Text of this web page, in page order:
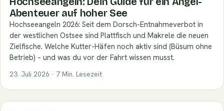
Abenteuer auf hoher See
Hochseeangeln 2026: Seit dem Dorsch-Entnahmeverbot in
der westlichen Ostsee sind Plattfisch und Makrele die neuen
Zielfische. Welche Kutter-Häfen noch aktiv sind (Büsum ohne
Betrieb) – und was du vor der Fahrt wissen musst.
23. Juli 2026 · 7 Min. Lesezeit